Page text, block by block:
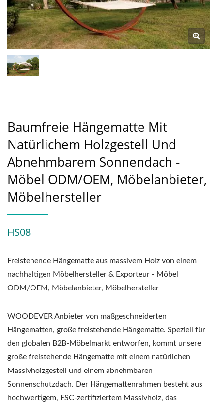
Baumfreie Hängematte Mit
Natürlichem Holzgestell Und
Abnehmbarem Sonnendach -
Möbel ODM/OEM, Möbelanbieter,
Möbelhersteller
HS08
Freistehende Hängematte aus massivem Holz von einem
nachhaltigen Möbelhersteller & Exporteur - Möbel
ODM/OEM, Möbelanbieter, Möbelhersteller
WOODEVER Anbieter von maßgeschneiderten
Hängematten, große freistehende Hängematte. Speziell für
den globalen B2B-Möbelmarkt entworfen, kommt unsere
große freistehende Hängematte mit einem natürlichen
Massivholzgestell und einem abnehmbaren
Sonnenschutzdach. Der Hängemattenrahmen besteht aus
hochwertigem, FSC-zertifiziertem Massivholz, das